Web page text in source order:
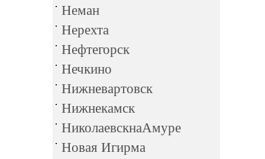
Неман
Нерехта
Нефтегорск
Нечкино
Нижневартовск
Нижнекамск
НиколаевскнаАмуре
Новая Игирма